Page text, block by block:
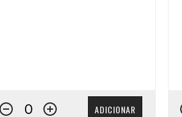
ADICIONAR